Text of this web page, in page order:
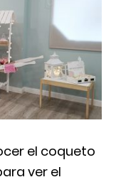
el coqueto
ver el